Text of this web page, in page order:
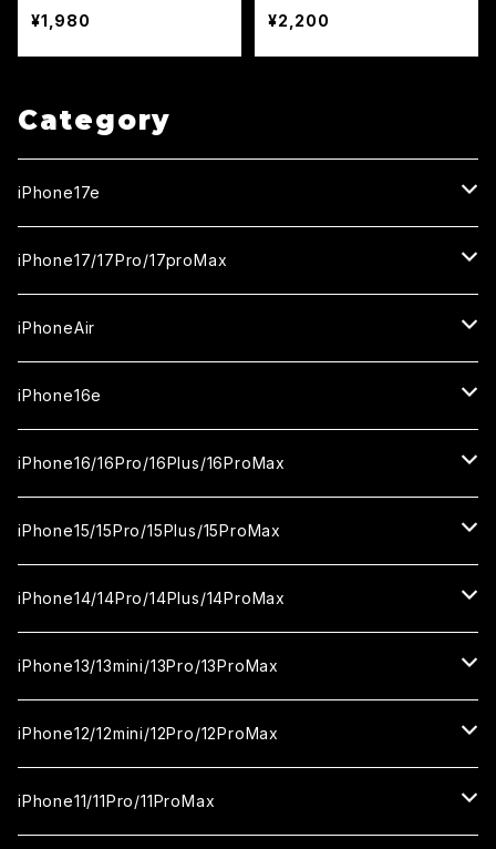
ィルム『鎧』全面フルカバー
¥1,980
『鎧』全面フルカバー
¥2,200
Category
iPhone17e
ガラスフィルム
セラミックフィルム
カメラ用フィルム
iPhone17/17Pro/17proMax
iPhone17
ガラスフィルム
セラミックフィルム
iPhone17Pro
ガラスフィルム
セラミックフィルム
iPhone17proMax
ガラスフィルム
セラミックフィルム
iPhoneAir
ガラスフィルム
セラミックフィルム
カメラ用フィルム
iPhone16e
ガラスフィルム
セラミックフィルム
カメラ用フィルム
iPhone16/16Pro/16Plus/16ProMax
iPhone16
ガラスフィルム
セラミックフィルム
iPhone16Pro
ガラスフィルム
セラミックフィルム
iPhone16Plus
ガラスフィルム
セラミックフィルム
iPhone16ProMax
ガラスフィルム
iPhone15/15Pro/15Plus/15ProMax
iPhone15
ガラスフィルム
セラミックフィルム
iPhone15Pro
ガラスフィルム
セラミックフィルム
iPhone15Plus
ガラスフィルム
iPhone15ProMax
iPhone14/14Pro/14Plus/14ProMax
iPhone14
ガラスフィルム
セラミックフィルム
iPhone14Pro
ガラスフィルム
iPhone14Plus
iPhone13/13mini/13Pro/13ProMax
iPhone13/13Pro
ガラスフィルム
iPhone13mini
iPhone12/12mini/12Pro/12ProMax
iPhone12/12Pro
iPhone11/11Pro/11ProMax